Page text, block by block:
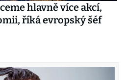
hlavně více akcí,
říká evropský šéf